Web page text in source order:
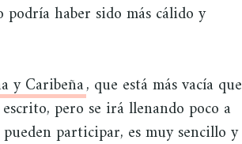
haber sido más cálido y
y Caribeña, que está más vacía que
pero se irá llenando poco a
participar, es muy sencillo y